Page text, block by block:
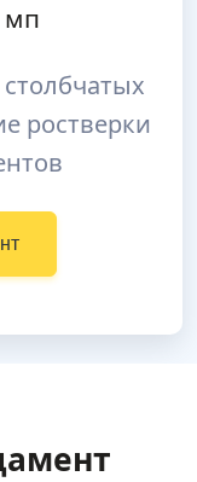
мп
ростверки